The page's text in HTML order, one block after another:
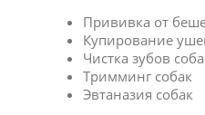
Прививка от
Купирование
Чистка зубов
Тримминг собак
Эвтаназия собак